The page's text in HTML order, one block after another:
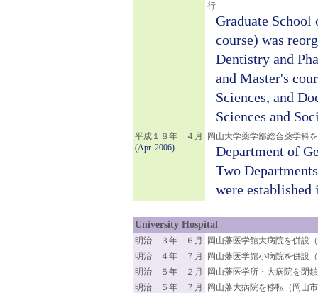
行
Graduate School
course) was
Dentistry and
and Master's
Sciences, and
Sciences and
平成１８年 ４月
(Apr. 2006)
岡山大学薬学部総合薬学科
Department of
Two
were established
University Hospital
明治 ３年 ６月
岡山藩医学館大病院を併設
明治 ４年 ７月
岡山藩医学館小病院を併設
明治 ５年 ２月
岡山藩医学所・大病院を閉鎖
明治 ５年 ７月
岡山藩大病院を移転（岡山